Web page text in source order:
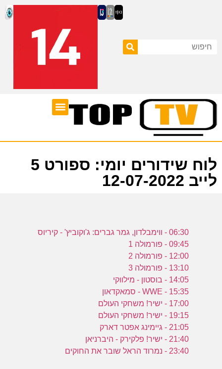
לוח שידורים יומי: ספורט 5
לייב 12-07-2022
06:30 - ווימבלדון, גמר גברים: ג'וקוביץ' - קיריוס
09:45 - פורמולה 1
12:00 - פורמולה 2
13:10 - פורמולה 3
14:05 - בוסטון - מילווקי
15:35 - WWE - סמאקדאון
17:00 - ישיר! משחקי העולם
19:15 - ישיר! משחקי העולם
21:05 - גיימינג אפטר דארק
21:40 - ישיר! פלקירק - היברניאן
23:40 - נמרוד הראל שובר את החוקים